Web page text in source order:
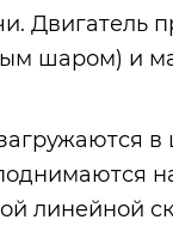
Двигатель
шаром) и
в
линейной